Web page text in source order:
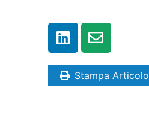
Stampa Articolo